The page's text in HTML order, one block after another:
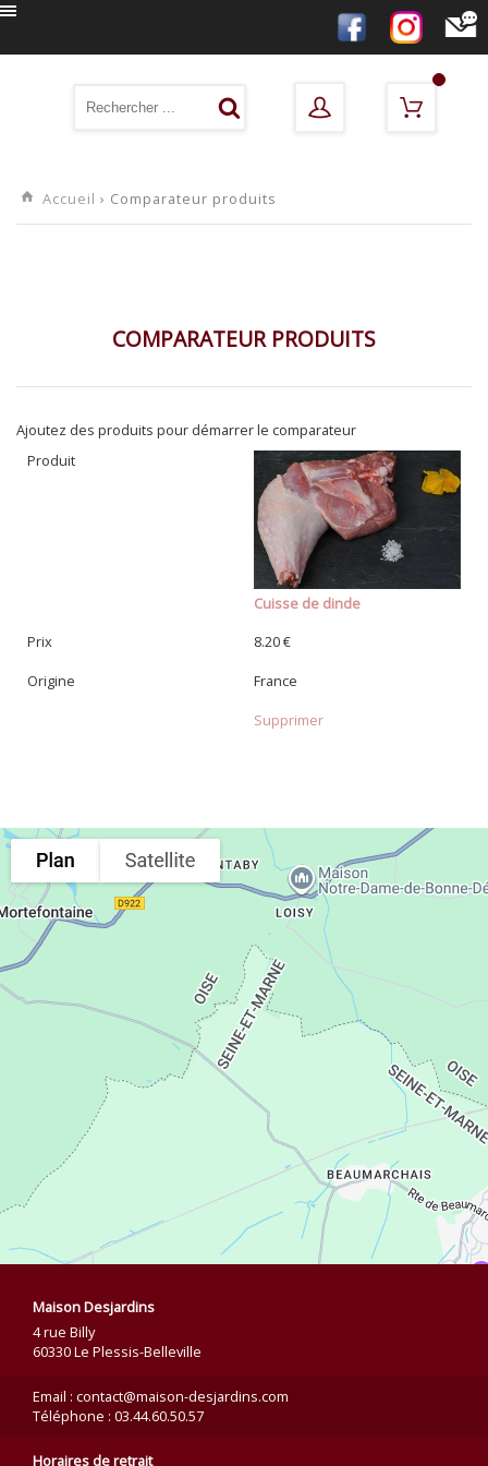
Accueil › Comparateur produits
COMPARATEUR PRODUITS
Ajoutez des produits pour démarrer le comparateur
Produit
Cuisse de dinde
Prix
8.20 €
Origine
France
Supprimer
Maison Desjardins
4 rue Billy
60330 Le Plessis-Belleville
Email : contact@maison-desjardins.com
Téléphone : 03.44.60.50.57
Horaires de retrait